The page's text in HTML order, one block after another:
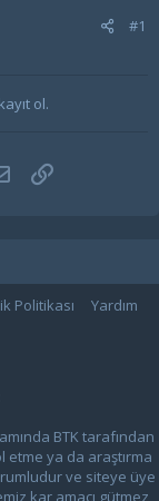
#1
ol.
E-postaLink
Politikası
Yardım
BTK tarafından
etme ya da araştırma
ve siteye üye
kar amacı gütmez,